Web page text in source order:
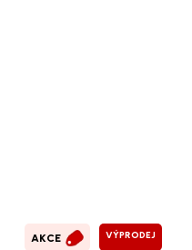
AKCE VÝPRODEJ